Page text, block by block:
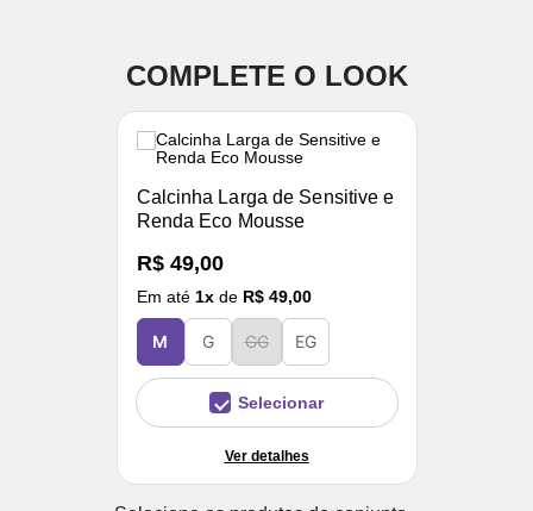
COMPLETE O LOOK
Calcinha Larga de Sensitive e
Renda Eco Mousse
R$ 49,00
Em até 1x de R$ 49,00
M G GG EG
Selecionar
Ver detalhes